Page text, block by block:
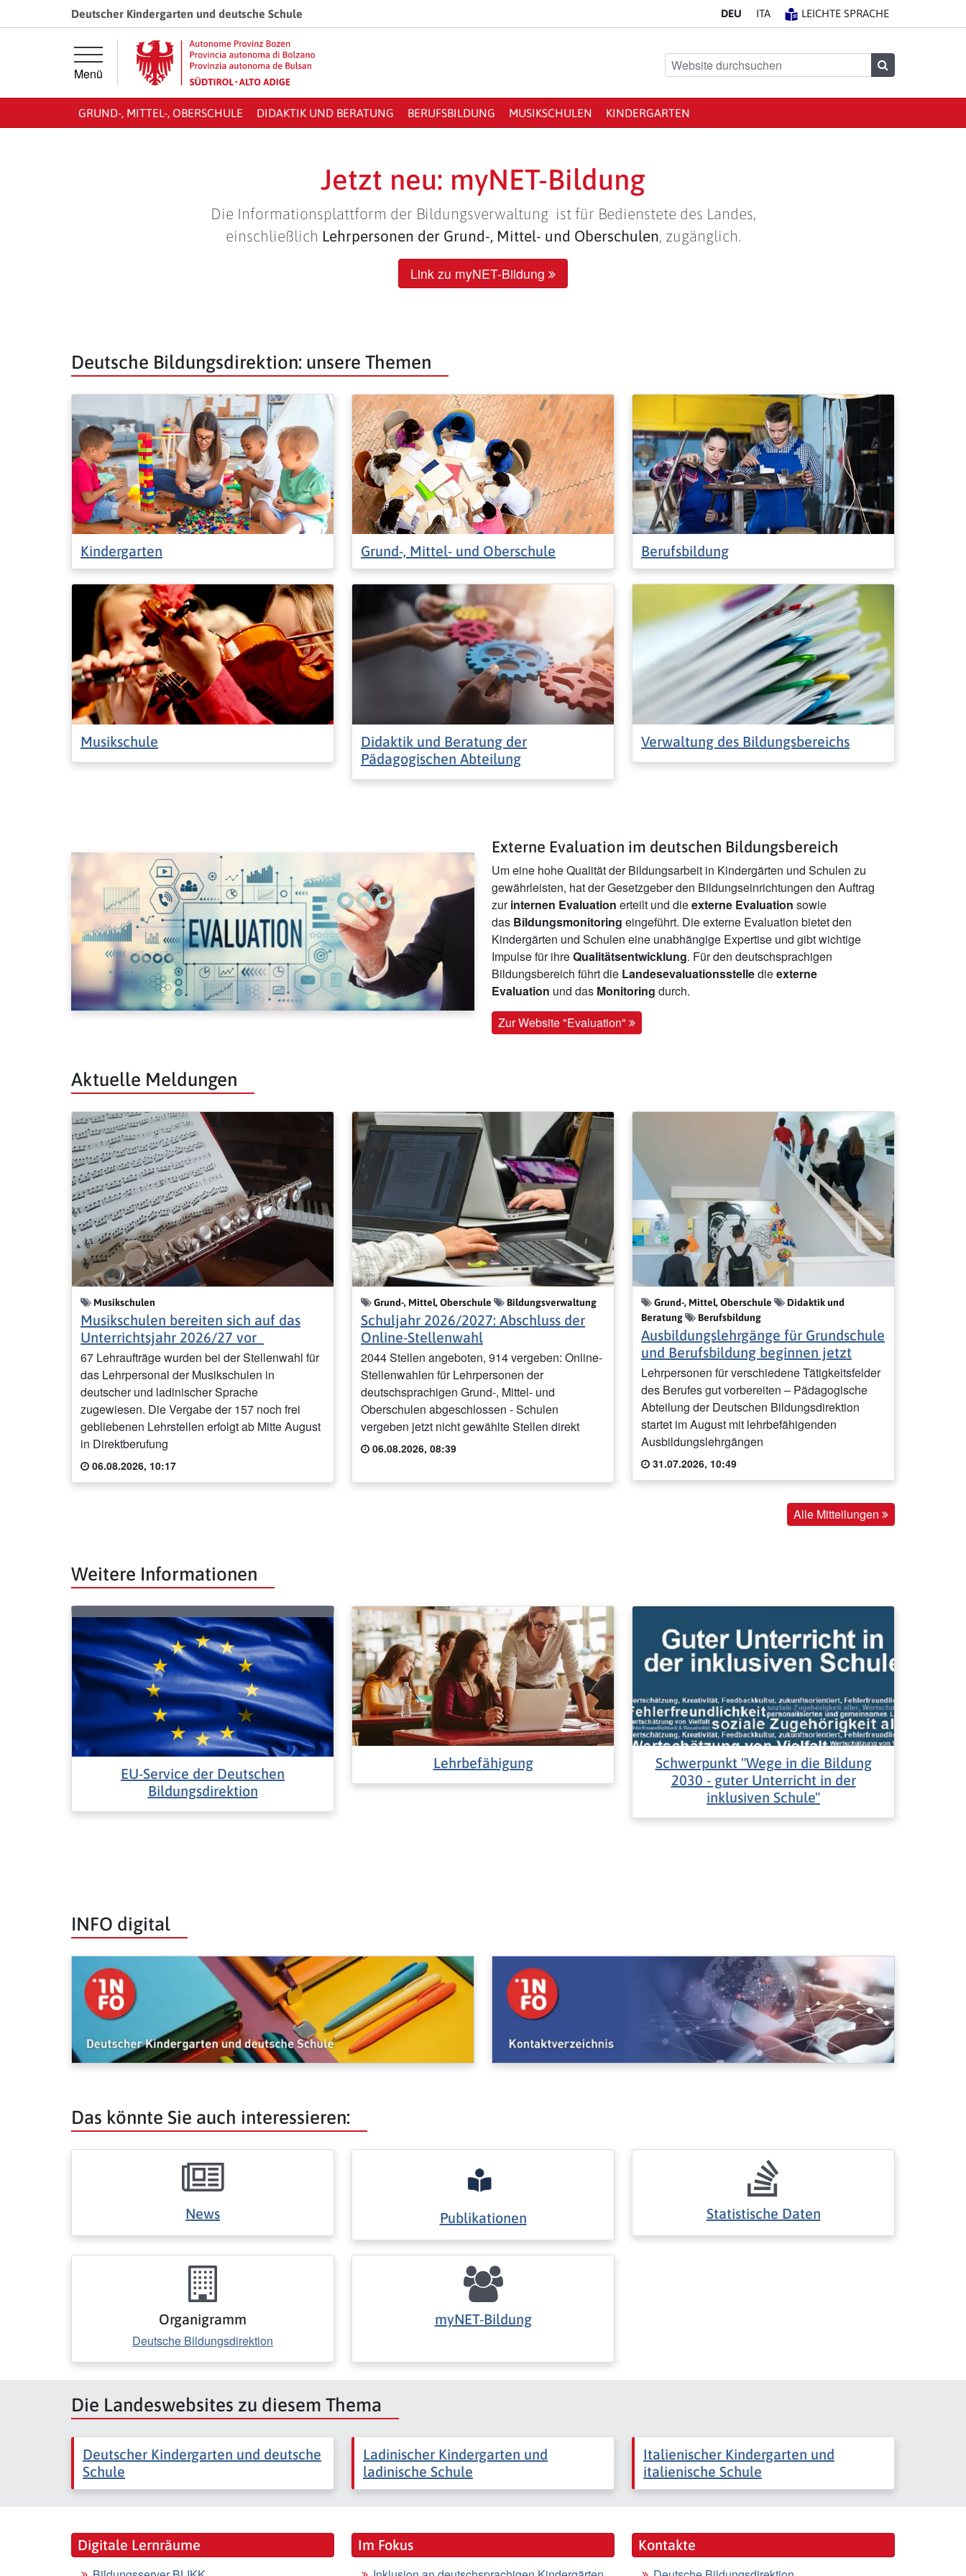
Springe direkt zur Hauptnavigation
Springe direkt zum InhaltDeutscher Kindergarten und deutsche Schule DEU ITA LEICHTE SPRACHE
Menü
Website durchsuchen
GRUND-, MITTEL-, OBERSCHULE DIDAKTIK UND BERATUNG BERUFSBILDUNG MUSIKSCHULEN KINDERGARTEN
Jetzt neu: myNET-Bildung
Die Informationsplattform der Bildungsverwaltung ist für Bedienstete des Landes,
einschließlich Lehrpersonen der Grund-, Mittel- und Oberschulen, zugänglich.
Link zu myNET-Bildung
Deutsche Bildungsdirektion: unsere Themen
Kindergarten Grund-, Mittel- und Oberschule Berufsbildung
Musikschule
Didaktik und Beratung der
Pädagogischen Abteilung
Verwaltung des Bildungsbereichs
Externe Evaluation im deutschen Bildungsbereich
Um eine hohe Qualität der Bildungsarbeit in Kindergärten und Schulen zu
gewährleisten, hat der Gesetzgeber den Bildungseinrichtungen den Auftrag
zurinternen Evaluation erteilt und dieexterne Evaluation sowie
das Bildungsmonitoring eingeführt. Die externe Evaluation bietet den
Kindergärten und Schulen eine unabhängige Expertise und gibt wichtige
Impulse für ihreQualitätsentwicklung. Für den deutschsprachigen
Bildungsbereich führt die Landesevaluationsstelledieexterne
Evaluation und das Monitoring durch.
Zur Website "Evaluation"
Aktuelle Meldungen
Musikschulen
Musikschulen bereiten sich auf das
Unterrichtsjahr 2026/27 vor
67 Lehraufträge wurden bei der Stellenwahl für
das Lehrpersonal der Musikschulen in
deutscher und ladinischer Sprache
zugewiesen. Die Vergabe der 157 noch frei
gebliebenen Lehrstellen erfolgt ab Mitte August
in Direktberufung
06.08.2026, 10:17
Grund-, Mittel, Oberschule Bildungsverwaltung
Schuljahr 2026/2027: Abschluss der
Online-Stellenwahl
2044 Stellen angeboten, 914 vergeben: Online-
Stellenwahlen für Lehrpersonen der
deutschsprachigen Grund-, Mittel- und
Oberschulen abgeschlossen - Schulen
vergeben jetzt nicht gewählte Stellen direkt
06.08.2026, 08:39
Grund-, Mittel, Oberschule
Didaktik und
Beratung
Berufsbildung
Ausbildungslehrgänge für Grundschule
und Berufsbildung beginnen jetzt
Lehrpersonen für verschiedene Tätigkeitsfelder
des Berufes gut vorbereiten – Pädagogische
Abteilung der Deutschen Bildungsdirektion
startet im August mit lehrbefähigenden
Ausbildungslehrgängen
31.07.2026, 10:49
Alle Mitteilungen
Weitere Informationen
EU-Service der Deutschen
Bildungsdirektion
Lehrbefähigung
Schwerpunkt "Wege in die Bildung
2030 - guter Unterricht in der
inklusiven Schule"
INFO digital
Das könnte Sie auch interessieren:
News Publikationen Statistische Daten
Organigramm
Deutsche Bildungsdirektion
myNET-Bildung
Die Landeswebsites zu diesem Thema
Deutscher Kindergarten und deutsche
Schule
Ladinischer Kindergarten und
ladinische Schule
Italienischer Kindergarten und
italienische Schule
Digitale Lernräume
Im Fokus
Kontakte